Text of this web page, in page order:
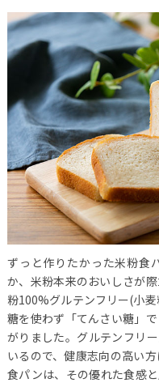
ずっと作りたかった米粉食
か、米粉本来のおいしさが
粉100%グルテンフリー(小
糖を使わず「てんさい糖」
がりました。グルテンフリ
いるので、健康志向の高い方
食パンは、その優れた食感